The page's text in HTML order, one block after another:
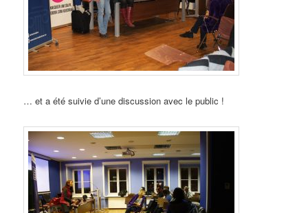
… et a été suivie d’une discussion avec le public !